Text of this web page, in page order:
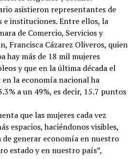
asistieron representantes de
e instituciones. Entre ellos, la
de Comercio, Servicios y
Francisca Cázarez Oliveros, quien
hay más de 18 mil mujeres
y que en la última década el
la economía nacional ha
a un 49%, es decir, 15.7 puntos
que las mujeres cada vez
espacios, haciéndonos visibles,
de generar economía en nuestro
estado y en nuestro país”,